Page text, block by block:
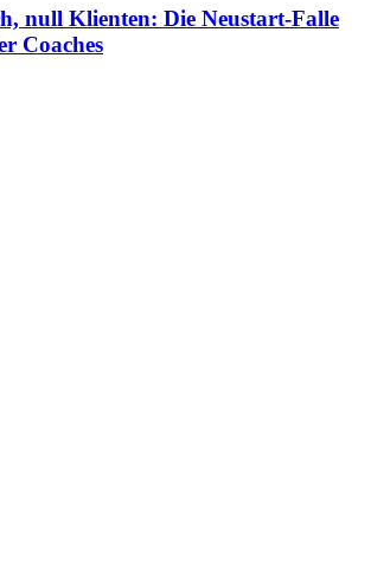
null Klienten: Die Neustart-Falle
Coaches